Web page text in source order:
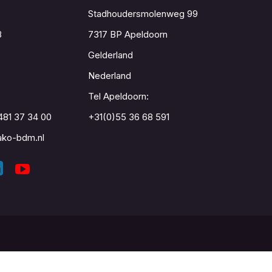
37 34 00
bdm.nl
Stadhoudersmolenweg 99
7317 BP Apeldoorn
Gelderland
Nederland
Tel Apeldoorn:
+31(0)55 36 68 591